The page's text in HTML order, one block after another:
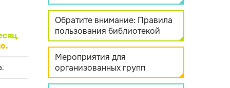
.
Обратите внимание: Правила
пользования библиотекой
Мероприятия для
организованных групп